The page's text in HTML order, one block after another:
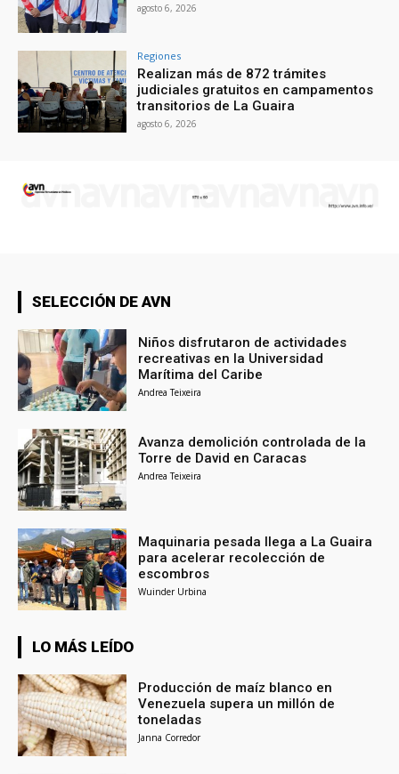
agosto 6, 2026
Regiones
Realizan más de 872 trámites
judiciales gratuitos en campamentos
transitorios de La Guaira
agosto 6, 2026
SELECCIÓN DE AVN
Niños disfrutaron de actividades
recreativas en la Universidad
Marítima del Caribe
Andrea Teixeira
Avanza demolición controlada de la
Torre de David en Caracas
Andrea Teixeira
Maquinaria pesada llega a La Guaira
para acelerar recolección de
escombros
Wuinder Urbina
LO MÁS LEÍDO
Producción de maíz blanco en
Venezuela supera un millón de
toneladas
Janna Corredor